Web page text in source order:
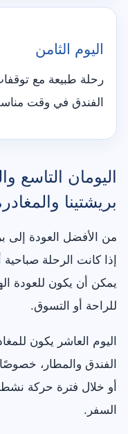
اليوم الثامن
رحلة طبيعة مع
الفندق في وقت
اليومان التاسع
بريشتينا
من الأفضل العودة إلى
إذا كانت الرحلة
يمكن أن يكون للعودة
للراحة أو التسوق.
اليوم العاشر يكون
الفندق والمطار،
أو خلال فترة حركة
السفر.